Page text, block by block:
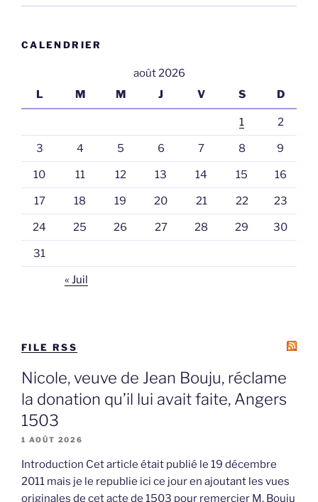
CALENDRIER
août 2026
L
M M J V S D
1 2
3 4 5 6 7 8 9
10 11 12 13 14 15 16
17 18 19 20 21 22 23
24 25 26 27 28 29 30
31
« Juil
FILE RSS
Nicole, veuve de Jean Bouju, réclame
la donation qu’il lui avait faite, Angers
1503
1 AOÛT 2026
Introduction Cet article était publié le 19 décembre
2011 mais je le republie ici ce jour en ajoutant les vues
originales de cet acte de 1503 pour remercier M. Bouju